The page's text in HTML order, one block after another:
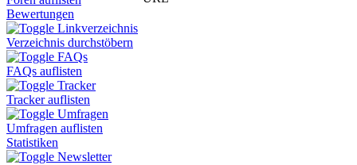
Bewertungen
Linkverzeichnis
Verzeichnis durchstöbern
FAQs
FAQs auflisten
Tracker
Tracker auflisten
Umfragen
Umfragen auflisten
Statistiken
Newsletter